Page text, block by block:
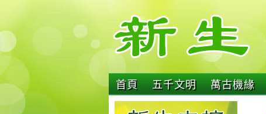
首頁 五千文明 萬古機緣